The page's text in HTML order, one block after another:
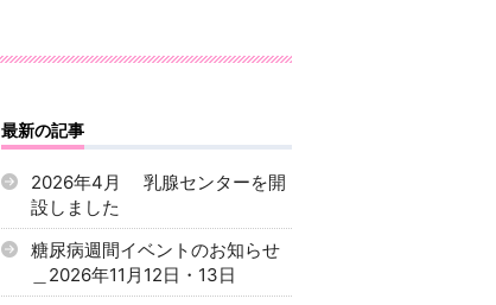
最新の記事
2026年4月 乳腺センターを開
設しました
糖尿病週間イベントのお知らせ
＿2026年11月12日・13日